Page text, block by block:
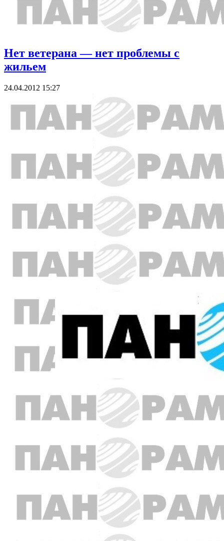
Нет ветерана — нет проблемы с
жильем
24.04.2012 15:27